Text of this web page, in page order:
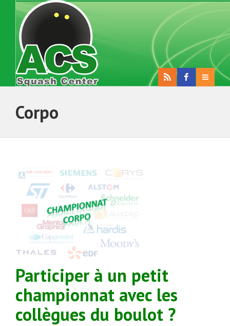
Corpo
Participer à un petit
championnat avec les
collègues du boulot ?